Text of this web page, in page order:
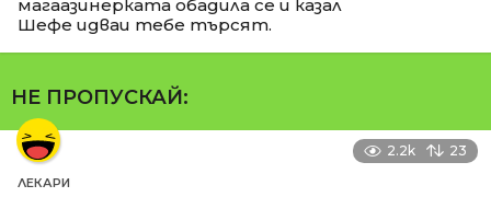
магаазинерката обадила се и казал
Шефе идваи тебе търсят.
НЕ ПРОПУСКАЙ:
2.2k 23
ЛЕКАРИ